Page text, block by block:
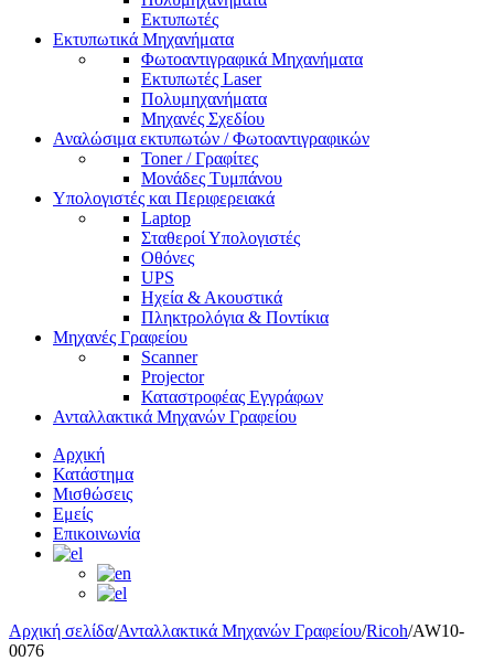
Εκτυπωτές
Εκτυπωτικά Μηχανήματα
Φωτοαντιγραφικά Μηχανήματα
Εκτυπωτές Laser
Πολυμηχανήματα
Μηχανές Σχεδίου
Αναλώσιμα εκτυπωτών / Φωτοαντιγραφικών
Toner / Γραφίτες
Μονάδες Τυμπάνου
Υπολογιστές και Περιφερειακά
Laptop
Σταθεροί Υπολογιστές
Οθόνες
UPS
Ηχεία & Ακουστικά
Πληκτρολόγια & Ποντίκια
Μηχανές Γραφείου
Scanner
Projector
Καταστροφέας Εγγράφων
Ανταλλακτικά Μηχανών Γραφείου
Αρχική
Κατάστημα
Μισθώσεις
Εμείς
Επικοινωνία
Αρχική σελίδα/Ανταλλακτικά Μηχανών Γραφείου/Ricoh/AW10-
0076